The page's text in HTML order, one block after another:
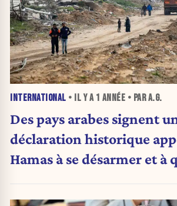
INTERNATIONAL • IL Y A 1 ANNÉE • PAR A.G.
Des pays arabes signent
déclaration historique
Hamas à se désarmer et à